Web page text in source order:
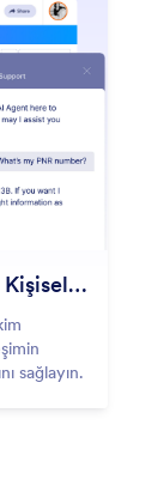
Kullanıcı Tanımlama ile Sohbeti Kişiselleştirin
sağlayın.